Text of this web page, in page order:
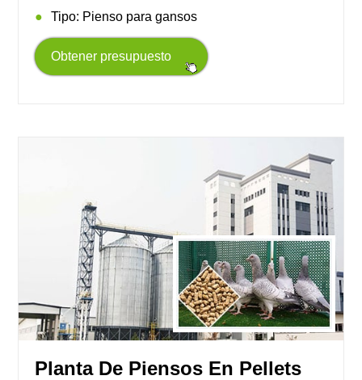
Tipo: Pienso para gansos
Obtener presupuesto
Planta De Piensos En Pellets